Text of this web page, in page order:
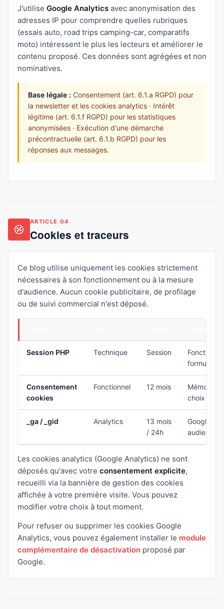
J'utilise Google Analytics avec anonymisation des
adresses IP pour comprendre quelles rubriques
(essais auto, road trips camping-car, comparatifs
moto) intéressent le plus les lecteurs et améliorer le
contenu proposé. Ces données sont agrégées et non
nominatives.
Base légale : Consentement (art. 6.1.a RGPD) pour
la newsletter et les cookies analytics · Intérêt
légitime (art. 6.1.f RGPD) pour les statistiques
anonymisées · Exécution d'une démarche
précontractuelle (art. 6.1.b RGPD) pour les
réponses aux messages.
ARTICLE 04
Cookies et traceurs
Ce blog utilise uniquement les cookies strictement
nécessaires à son fonctionnement ou à la mesure
d'audience. Aucun cookie publicitaire, de profilage
ou de suivi commercial n'est déposé.
Session PHP Technique Session
formulaire
Consentement
cookies
Fonctionnel 12 mois
choix sur
_ga / _gid Analytics
13 mois
/ 24h
Google
audience
Les cookies analytics (Google Analytics) ne sont
déposés qu'avec votre consentement explicite,
recueilli via la bannière de gestion des cookies
affichée à votre première visite. Vous pouvez
modifier votre choix à tout moment.
Pour refuser ou supprimer les cookies Google
Analytics, vous pouvez également installer le module
complémentaire de désactivation proposé par
Google.